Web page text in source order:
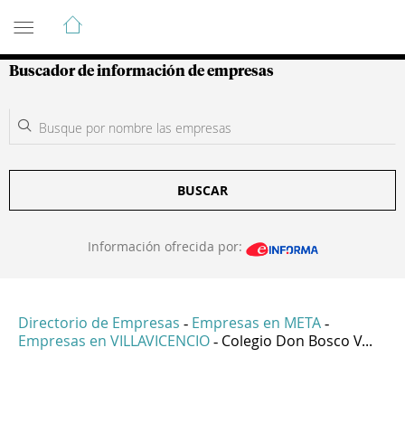
Guía de Empresas Colombianas
Buscador de información de empresas
BUSCAR
Información ofrecida por:
Directorio de Empresas - Empresas en META -
Empresas en VILLAVICENCIO - Colegio Don Bosco V...